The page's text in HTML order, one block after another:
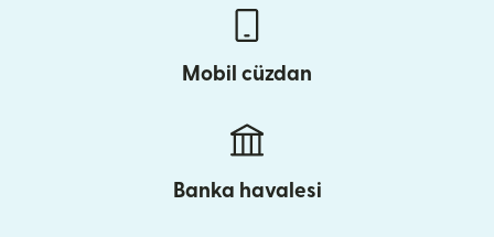
Mobil cüzdan
Banka havalesi